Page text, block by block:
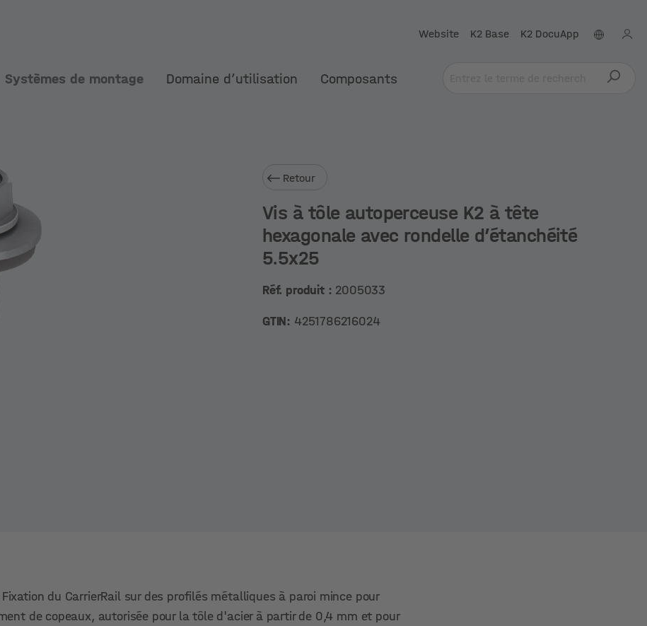
Website K2 Base K2 DocuApp
Systèmes de montage Domaine d’utilisation Composants
Retour
Vis à tôle autoperceuse K2 à tête
hexagonale avec rondelle d’étanchéité
5.5x25
Réf. produit : 2005033
GTIN: 4251786216024
du CarrierRail sur des profilés métalliques à paroi mince pour
de copeaux, autorisée pour la tôle d'acier à partir de 0,4 mm et pour